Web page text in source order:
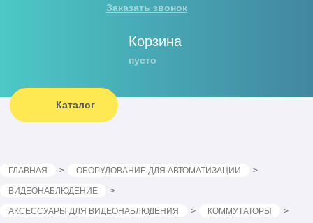
Заказать звонок
Корзина
пусто
Каталог
ГЛАВНАЯ ОБОРУДОВАНИЕ ДЛЯ АВТОМАТИЗАЦИИ
ВИДЕОНАБЛЮДЕНИЕ
АКСЕССУАРЫ ДЛЯ ВИДЕОНАБЛЮДЕНИЯ
КОММУТАТОРЫ